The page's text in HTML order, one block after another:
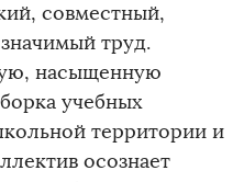
совместный,
труд.
насыщенную
учебных
территории и
осознает